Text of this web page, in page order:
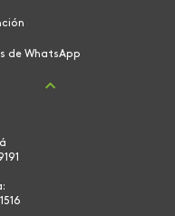
de WhatsApp